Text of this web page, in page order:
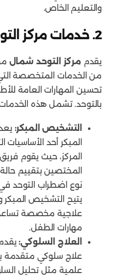
والتعليم الخاص.
2. خدمات مركز التوحد شمال:
يقدم مركز التوحد شمال
من الخدمات المتخصصة
تحسين المهارات العامة
بالتوحد. تشمل هذه
التشخيص المبكر:
المبكر أحد الأساسيات
المركز، حيث يقوم
المختصين بتقييم
نوع اضطراب التوحد
يتيح التشخيص
علاجية مخصصة
مهارات الطفل.
العلاج السلوكي:يقدم
علاج سلوكي متقدمة
علمية مثل تحليل